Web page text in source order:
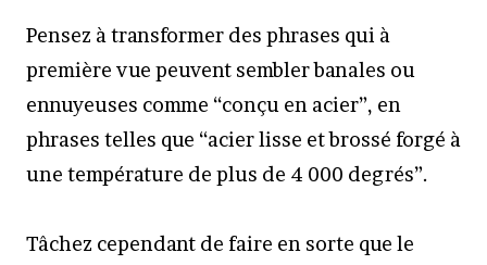
Pensez à transformer des phrases qui à
première vue peuvent sembler banales ou
ennuyeuses comme “conçu en acier”, en
phrases telles que “acier lisse et brossé forgé à
une température de plus de 4 000 degrés”.
Tâchez cependant de faire en sorte que le